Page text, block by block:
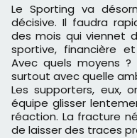
Le Sporting va
décisive. Il faudra
des mois qui viennet
sportive, financière
Avec quels moyens
surtout avec quelle
Les supporters, eux,
équipe glisser
réaction. La fracture
de laisser des traces